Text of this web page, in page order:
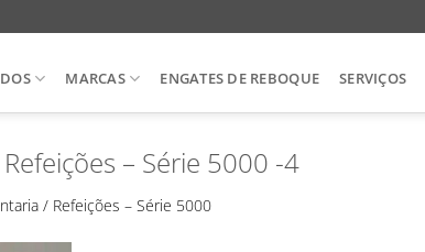
MARCAS ENGATES DE REBOQUE SERVIÇOS
– Série 5000 -4
/ Refeições – Série 5000